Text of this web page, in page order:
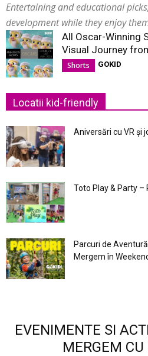
Entertaining and educational
development while they enjoy
All Oscar-Winning
Visual Journey
Shorts GOKID
Locatii kid-friendly
Aniversări cu VR și
Toto Play & Party
Parcuri de
Mergem în
EVENIMENTE SI
MERGEM CU